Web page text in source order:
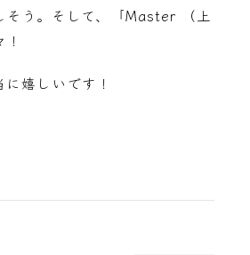
そう。そして、「Master （上
嬉しいです！